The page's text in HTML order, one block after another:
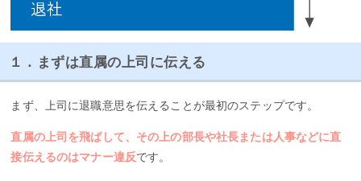
１．まずは直属の上司に伝える
まず、上司に退職意思を伝えることが最初のステップです。
直属の上司を飛ばして、その上の部長や社長または人事などに直
接伝えるのはマナー違反です。